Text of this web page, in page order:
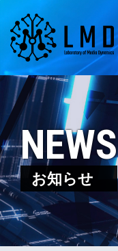
NEWS
お知らせ